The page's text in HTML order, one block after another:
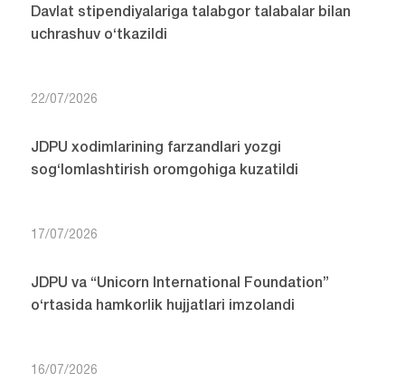
Davlat stipendiyalariga talabgor talabalar bilan
uchrashuv o‘tkazildi
22/07/2026
JDPU xodimlarining farzandlari yozgi
sog‘lomlashtirish oromgohiga kuzatildi
17/07/2026
JDPU va “Unicorn International Foundation”
o‘rtasida hamkorlik hujjatlari imzolandi
16/07/2026